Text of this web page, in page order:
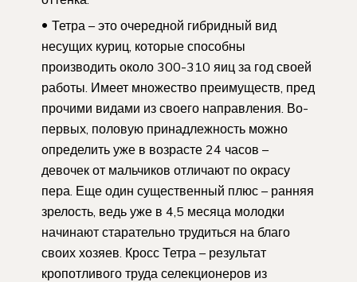
Тетра – это очередной гибридный вид
несущих куриц, которые способны
производить около 300-310 яиц за год своей
работы. Имеет множество преимуществ, пред
прочими видами из своего направления. Во-
первых, половую принадлежность можно
определить уже в возрасте 24 часов –
девочек от мальчиков отличают по окрасу
пера. Еще один существенный плюс – ранняя
зрелость, ведь уже в 4,5 месяца молодки
начинают старательно трудиться на благо
своих хозяев. Кросс Тетра – результат
кропотливого труда селекционеров из